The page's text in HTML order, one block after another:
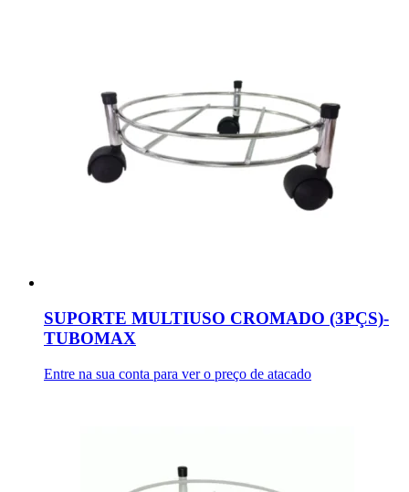
SUPORTE MULTIUSO CROMADO (3PÇS)-
TUBOMAX
Entre na sua conta para ver o preço de atacado